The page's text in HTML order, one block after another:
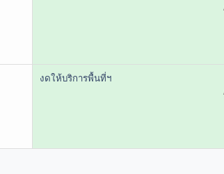
งดให้บริการพื้นที่ฯ